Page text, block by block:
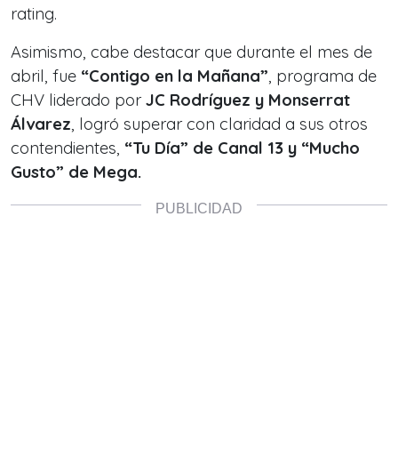
rating.
Asimismo, cabe destacar que durante el mes de
abril, fue “Contigo en la Mañana”, programa de
CHV liderado por JC Rodríguez y Monserrat
Álvarez, logró superar con claridad a sus otros
contendientes, “Tu Día” de Canal 13 y “Mucho
Gusto” de Mega.